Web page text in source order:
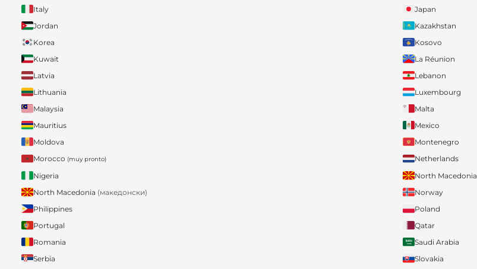
Italy
Japan
Jordan
Kazakhstan
Korea
Kosovo
Kuwait
La Réunion
Latvia
Lebanon
Lithuania
Luxembourg
Malaysia
Malta
Mauritius
Mexico
Moldova
Montenegro
Morocco (muy pronto)
Netherlands
Nigeria
North Macedonia
North Macedonia (македонски)
Norway
Philippines
Poland
Portugal
Qatar
Romania
Saudi Arabia
Serbia
Slovakia